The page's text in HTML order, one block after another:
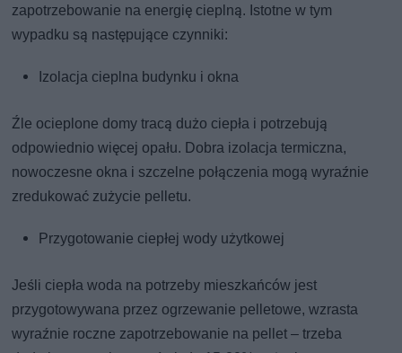
zapotrzebowanie na energię cieplną. Istotne w tym
wypadku są następujące czynniki:
Izolacja cieplna budynku i okna
Źle ocieplone domy tracą dużo ciepła i potrzebują
odpowiednio więcej opału. Dobra izolacja termiczna,
nowoczesne okna i szczelne połączenia mogą wyraźnie
zredukować zużycie pelletu.
Przygotowanie ciepłej wody użytkowej
Jeśli ciepła woda na potrzeby mieszkańców jest
przygotowywana przez ogrzewanie pelletowe, wzrasta
wyraźnie roczne zapotrzebowanie na pellet – trzeba